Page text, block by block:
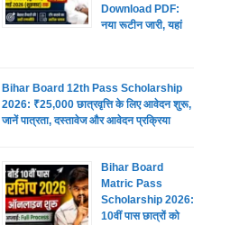
Download PDF:
नया रूटीन जारी, यहां
Bihar Board 12th Pass Scholarship
2026: ₹25,000 छात्रवृत्ति के लिए आवेदन शुरू,
जानें पात्रता, दस्तावेज और आवेदन प्रक्रिया
Bihar Board
Matric Pass
Scholarship 2026:
10वीं पास छात्रों को